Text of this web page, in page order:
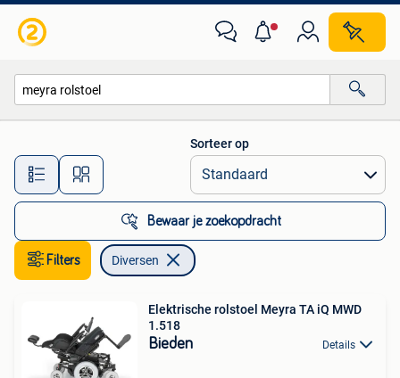
Alle afstanden…
Sorteer op
Bewaar je zoekopdracht
Filters Diversen
Elektrische rolstoel Meyra TA iQ MWD
1.518
Bieden Details